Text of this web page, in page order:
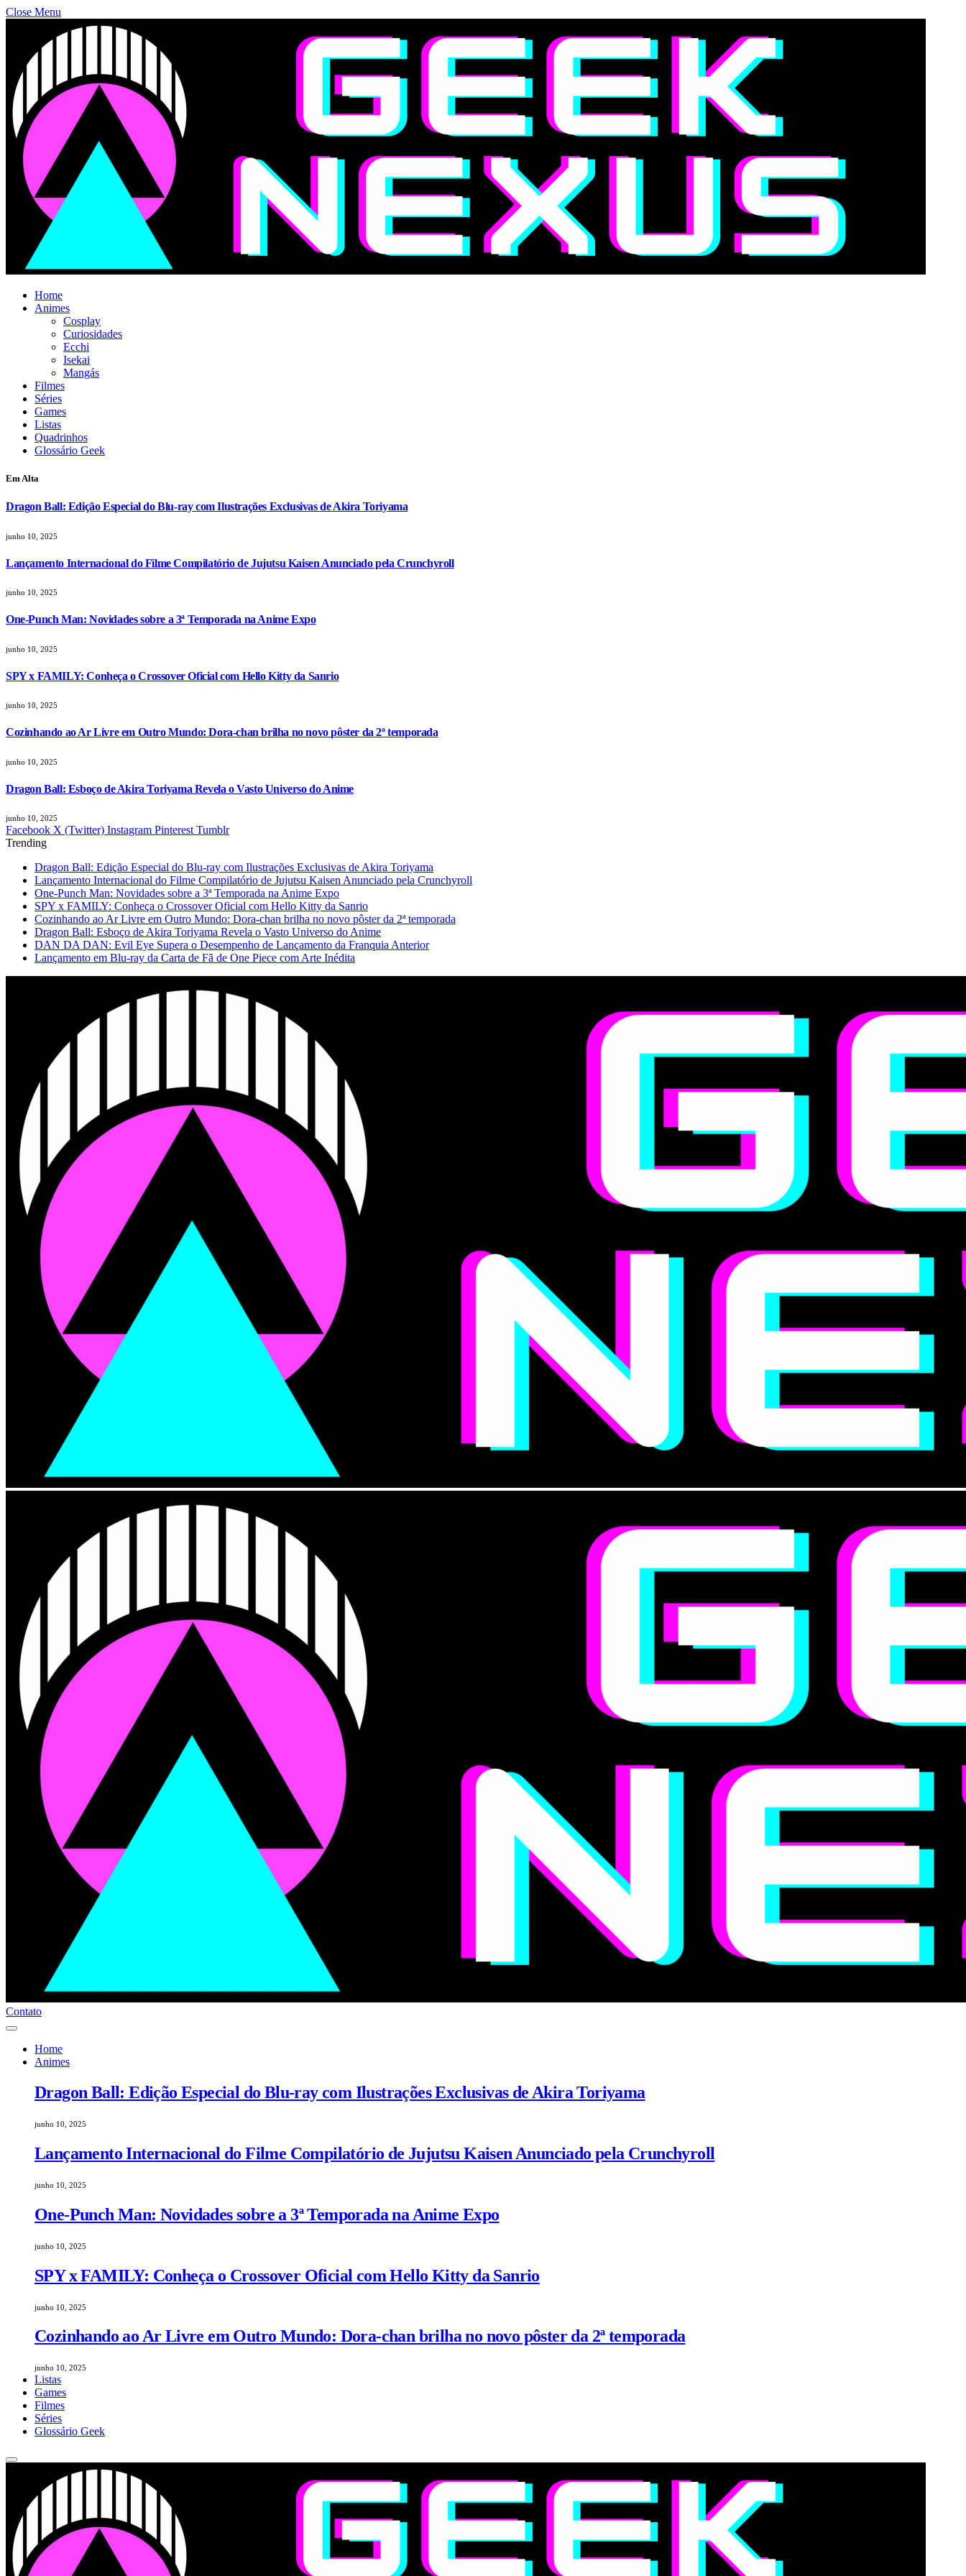
Close Menu
Home
Animes
Cosplay
Curiosidades
Ecchi
Isekai
Mangás
Filmes
Séries
Games
Listas
Quadrinhos
Glossário Geek
Em Alta
Dragon Ball: Edição Especial do Blu-ray com Ilustrações Exclusivas de Akira Toriyama
junho 10, 2025
Lançamento Internacional do Filme Compilatório de Jujutsu Kaisen Anunciado pela Crunchyroll
junho 10, 2025
One-Punch Man: Novidades sobre a 3ª Temporada na Anime Expo
junho 10, 2025
SPY x FAMILY: Conheça o Crossover Oficial com Hello Kitty da Sanrio
junho 10, 2025
Cozinhando ao Ar Livre em Outro Mundo: Dora-chan brilha no novo pôster da 2ª temporada
junho 10, 2025
Dragon Ball: Esboço de Akira Toriyama Revela o Vasto Universo do Anime
junho 10, 2025
Facebook X (Twitter) Instagram Pinterest Tumblr
Trending
Dragon Ball: Edição Especial do Blu-ray com Ilustrações Exclusivas de Akira Toriyama
Lançamento Internacional do Filme Compilatório de Jujutsu Kaisen Anunciado pela Crunchyroll
One-Punch Man: Novidades sobre a 3ª Temporada na Anime Expo
SPY x FAMILY: Conheça o Crossover Oficial com Hello Kitty da Sanrio
Cozinhando ao Ar Livre em Outro Mundo: Dora-chan brilha no novo pôster da 2ª temporada
Dragon Ball: Esboço de Akira Toriyama Revela o Vasto Universo do Anime
DAN DA DAN: Evil Eye Supera o Desempenho de Lançamento da Franquia Anterior
Lançamento em Blu-ray da Carta de Fã de One Piece com Arte Inédita
Contato
Home
Animes
Dragon Ball: Edição Especial do Blu-ray com Ilustrações Exclusivas de Akira Toriyama
junho 10, 2025
Lançamento Internacional do Filme Compilatório de Jujutsu Kaisen Anunciado pela Crunchyroll
junho 10, 2025
One-Punch Man: Novidades sobre a 3ª Temporada na Anime Expo
junho 10, 2025
SPY x FAMILY: Conheça o Crossover Oficial com Hello Kitty da Sanrio
junho 10, 2025
Cozinhando ao Ar Livre em Outro Mundo: Dora-chan brilha no novo pôster da 2ª temporada
junho 10, 2025
Listas
Games
Filmes
Séries
Glossário Geek